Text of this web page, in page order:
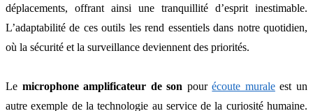
déplacements, offrant ainsi une tranquillité d’esprit inestimable.
L’adaptabilité de ces outils les rend essentiels dans notre quotidien,
où la sécurité et la surveillance deviennent des priorités.
Le microphone amplificateur de son pourécoute muraleest un
autre exemple de la technologie au service de la curiosité humaine.